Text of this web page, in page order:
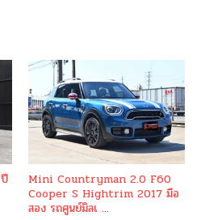
Mini Countryman 2.0 F60
Cooper S Hightrim 2017 มือ
สอง รถศูนย์มิลเ ...